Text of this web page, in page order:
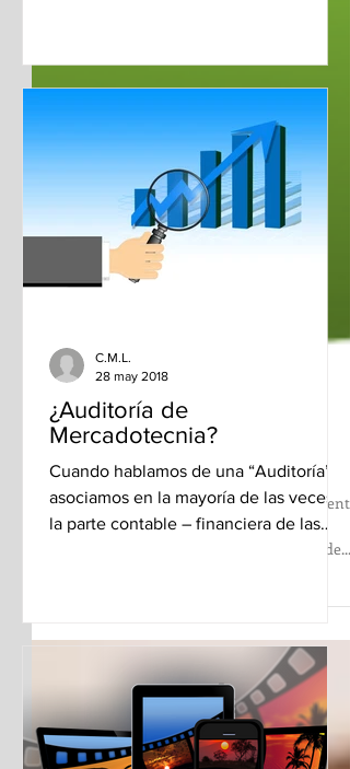
¡Pregones y Pregoneros!
¿Auditoría de
Mercadotecnia?
Cuando hablamos de una “Auditoría”, la
asociamos en la mayoría de las veces a
la parte contable – financiera de las
C.M.L.
28 may 2018